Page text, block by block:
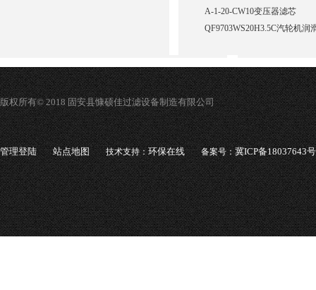
A-1-20-CW10变压器滤芯
QF9703WS20H3.5C汽轮机润
版权所有© 2018 固安县慷硕佳过滤设备制造有限公司
管理登陆 站点地图 技术支持：环保在线 备案号：冀ICP备18037643